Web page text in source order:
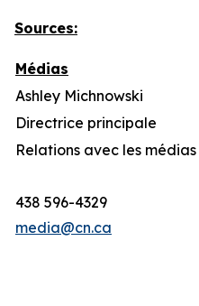
Sources:
Médias
Ashley Michnowski
Directrice principale
Relations avec les médias
438 596-4329
media@cn.ca